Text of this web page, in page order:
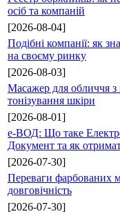
осіб та компаній
[2026-08-04]
Подібні компанії: як
на своєму ринку
[2026-08-03]
Масажер для обличчя з
тонізування шкіри
[2026-08-01]
е-ВОД: Що таке
Документ та як
[2026-07-30]
Переваги фарбованих
довговічність
[2026-07-30]